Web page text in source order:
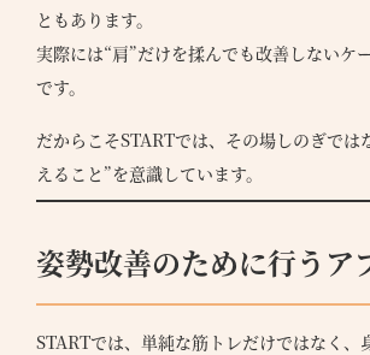
ともあります。
実際には“肩”だけを揉んでも改善しないケ
です。
だからこそSTARTでは、その場しのぎでは
えること”を意識しています。
姿勢改善のために行うア
STARTでは、単純な筋トレだけではなく、